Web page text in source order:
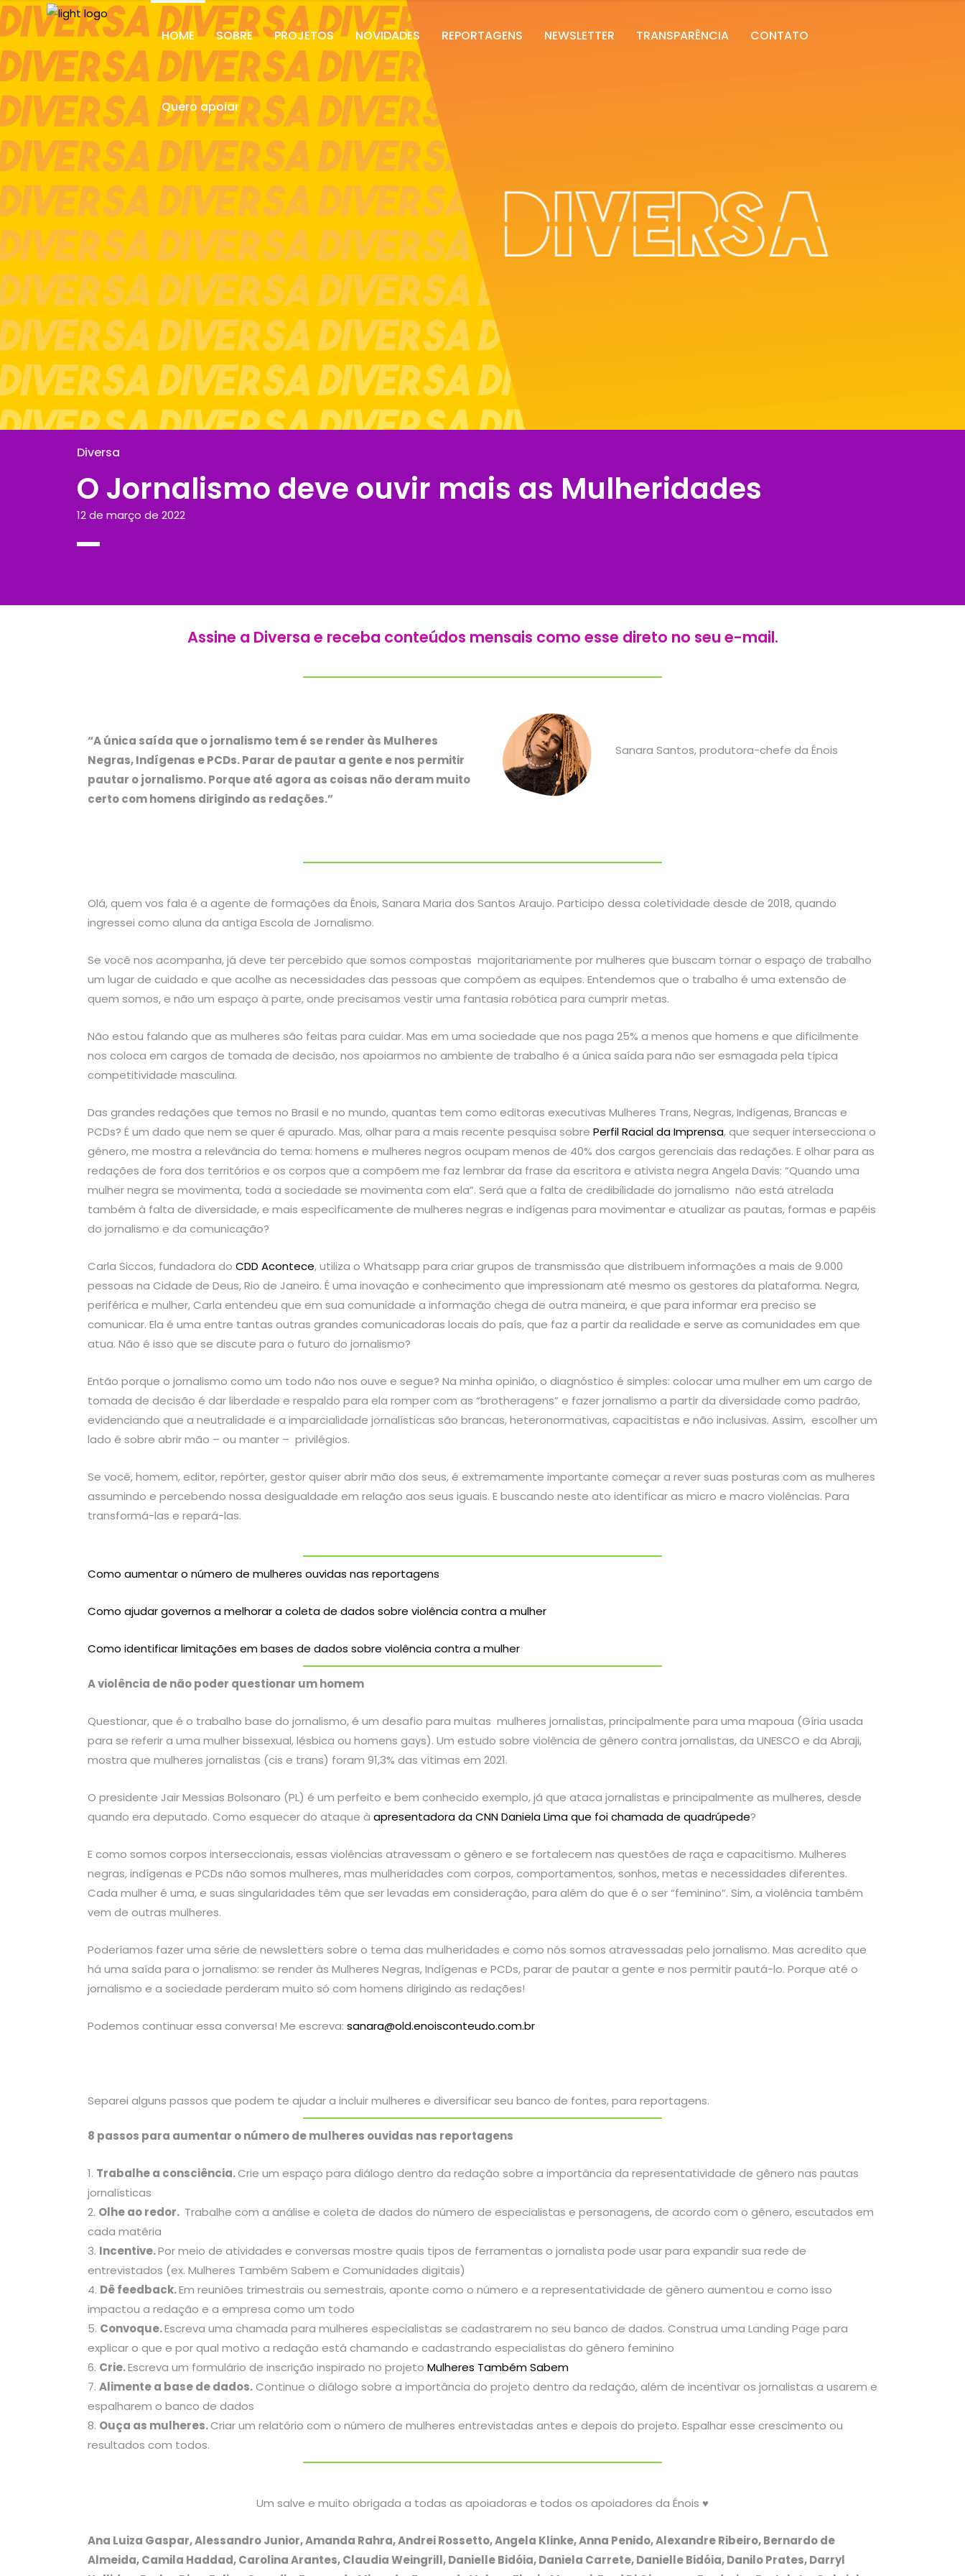
HOME SOBRE PROJETOS NOVIDADES REPORTAGENS NEWSLETTER TRANSPARÊNCIA CONTATO
Quero apoiar
Diversa
O Jornalismo deve ouvir mais as Mulheridades
12 de março de 2022
Assine a Diversa e receba conteúdos mensais como esse direto no seu e-mail.
“A única saída que o jornalismo tem é se render às Mulheres
Negras, Indígenas e PCDs. Parar de pautar a gente e nos permitir
pautar o jornalismo. Porque até agora as coisas não deram muito
certo com homens dirigindo as redações.”
Sanara Santos, produtora-chefe da Énois
Olá, quem vos fala é a agente de formações da Énois, Sanara Maria dos Santos Araujo. Participo dessa coletividade desde de 2018, quando
ingressei como aluna da antiga Escola de Jornalismo.
Se você nos acompanha, já deve ter percebido que somos compostas majoritariamente por mulheres que buscam tornar o espaço de trabalho
um lugar de cuidado e que acolhe as necessidades das pessoas que compõem as equipes. Entendemos que o trabalho é uma extensão de
quem somos, e não um espaço à parte, onde precisamos vestir uma fantasia robótica para cumprir metas.
Não estou falando que as mulheres são feitas para cuidar. Mas em uma sociedade que nos paga 25% a menos que homens e que dificilmente
nos coloca em cargos de tomada de decisão, nos apoiarmos no ambiente de trabalho é a única saída para não ser esmagada pela típica
competitividade masculina.
Das grandes redações que temos no Brasil e no mundo, quantas tem como editoras executivas Mulheres Trans, Negras, Indígenas, Brancas e
PCDs? É um dado que nem se quer é apurado. Mas, olhar para a mais recente pesquisa sobre Perfil Racial da Imprensa, que sequer intersecciona o
gênero, me mostra a relevância do tema: homens e mulheres negros ocupam menos de 40% dos cargos gerenciais das redações. E olhar para as
redações de fora dos territórios e os corpos que a compõem me faz lembrar da frase da escritora e ativista negra Angela Davis: “Quando uma
mulher negra se movimenta, toda a sociedade se movimenta com ela”. Será que a falta de credibilidade do jornalismo não está atrelada
também à falta de diversidade, e mais especificamente de mulheres negras e indígenas para movimentar e atualizar as pautas, formas e papéis
do jornalismo e da comunicação?
Carla Siccos, fundadora do CDD Acontece, utiliza o Whatsapp para criar grupos de transmissão que distribuem informações a mais de 9.000
pessoas na Cidade de Deus, Rio de Janeiro. É uma inovação e conhecimento que impressionam até mesmo os gestores da plataforma. Negra,
periférica e mulher, Carla entendeu que em sua comunidade a informação chega de outra maneira, e que para informar era preciso se
comunicar. Ela é uma entre tantas outras grandes comunicadoras locais do país, que faz a partir da realidade e serve as comunidades em que
atua. Não é isso que se discute para o futuro do jornalismo?
Então porque o jornalismo como um todo não nos ouve e segue? Na minha opinião, o diagnóstico é simples: colocar uma mulher em um cargo de
tomada de decisão é dar liberdade e respaldo para ela romper com as “brotheragens” e fazer jornalismo a partir da diversidade como padrão,
evidenciando que a neutralidade e a imparcialidade jornalísticas são brancas, heteronormativas, capacitistas e não inclusivas. Assim, escolher um
lado é sobre abrir mão – ou manter – privilégios.
Se você, homem, editor, repórter, gestor quiser abrir mão dos seus, é extremamente importante começar a rever suas posturas com as mulheres
assumindo e percebendo nossa desigualdade em relação aos seus iguais. E buscando neste ato identificar as micro e macro violências. Para
transformá-las e repará-las.
Como aumentar o número de mulheres ouvidas nas reportagens
Como ajudar governos a melhorar a coleta de dados sobre violência contra a mulher
Como identificar limitações em bases de dados sobre violência contra a mulher
A violência de não poder questionar um homem
Questionar, que é o trabalho base do jornalismo, é um desafio para muitas mulheres jornalistas, principalmente para uma mapoua (Gíria usada
para se referir a uma mulher bissexual, lésbica ou homens gays). Um estudo sobre violência de gênero contra jornalistas, da UNESCO e da Abraji,
mostra que mulheres jornalistas (cis e trans) foram 91,3% das vítimas em 2021.
O presidente Jair Messias Bolsonaro (PL) é um perfeito e bem conhecido exemplo, já que ataca jornalistas e principalmente as mulheres, desde
quando era deputado. Como esquecer do ataque à apresentadora da CNN Daniela Lima que foi chamada de quadrúpede?
E como somos corpos interseccionais, essas violências atravessam o gênero e se fortalecem nas questões de raça e capacitismo. Mulheres
negras, indígenas e PCDs não somos mulheres, mas mulheridades com corpos, comportamentos, sonhos, metas e necessidades diferentes.
Cada mulher é uma, e suas singularidades têm que ser levadas em consideração, para além do que é o ser “feminino”. Sim, a violência também
vem de outras mulheres.
Poderíamos fazer uma série de newsletters sobre o tema das mulheridades e como nós somos atravessadas pelo jornalismo. Mas acredito que
há uma saída para o jornalismo: se render às Mulheres Negras, Indígenas e PCDs, parar de pautar a gente e nos permitir pautá-lo. Porque até o
jornalismo e a sociedade perderam muito só com homens dirigindo as redações!
Podemos continuar essa conversa! Me escreva: sanara@old.enoisconteudo.com.br
Separei alguns passos que podem te ajudar a incluir mulheres e diversificar seu banco de fontes, para reportagens.
8 passos para aumentar o número de mulheres ouvidas nas reportagens
Trabalhe a consciência.Crie um espaço para diálogo dentro da redação sobre a importância da representatividade de gênero nas pautas
jornalísticas
Olhe ao redor. Trabalhe com a análise e coleta de dados do número de especialistas e personagens, de acordo com o gênero, escutados em
cada matéria
Incentive.Por meio de atividades e conversas mostre quais tipos de ferramentas o jornalista pode usar para expandir sua rede de
entrevistados (ex. Mulheres Também Sabem e Comunidades digitais)
Dê feedback.Em reuniões trimestrais ou semestrais, aponte como o número e a representatividade de gênero aumentou e como isso
impactou a redação e a empresa como um todo
Convoque.Escreva uma chamada para mulheres especialistas se cadastrarem no seu banco de dados. Construa uma Landing Page para
explicar o que e por qual motivo a redação está chamando e cadastrando especialistas do gênero feminino
Crie.Escreva um formulário de inscrição inspirado no projeto Mulheres Também Sabem
Alimente a base de dados.Continue o diálogo sobre a importância do projeto dentro da redação, além de incentivar os jornalistas a usarem e
espalharem o banco de dados
Ouça as mulheres.Criar um relatório com o número de mulheres entrevistadas antes e depois do projeto. Espalhar esse crescimento ou
resultados com todos.
Um salve e muito obrigada a todas as apoiadoras e todos os apoiadores da Énois ♥
Ana Luiza Gaspar, Alessandro Junior, Amanda Rahra, Andrei Rossetto, Angela Klinke, Anna Penido, Alexandre Ribeiro, Bernardo de
Almeida, Camila Haddad, Carolina Arantes, Claudia Weingrill, Danielle Bidóia, Daniela Carrete, Danielle Bidóia, Danilo Prates, Darryl